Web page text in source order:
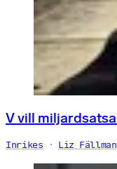
V vill
Inrikes Liz Fällman